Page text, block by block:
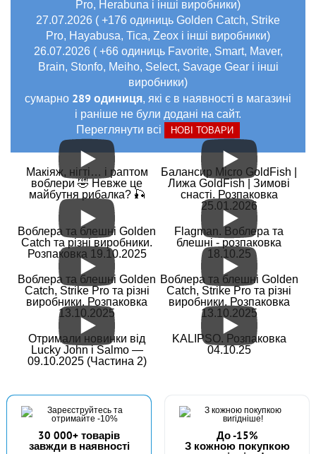
Pro, Herabuna і інші виробники)
27.07.2026 ( +176 одиниць Golden Catch, Strike
Pro, Hayabusa, Tica, Zeox і інші виробники)
26.07.2026 ( +66 одиниць Favorite, Smart, Maver,
Brain, Stonfo, Meiho, Select, Savage Gear і інші
виробники)
сумарно 289 одиниця, які є в наявності в магазині
і раніше не були додані на сайт.
Переглянути всі
НОВІ ТОВАРИ
Макіяж, нігті… і раптом
воблери 🤣 Невже це
майбутня рибалка? 🎣
Балансир Micro GoldFish |
Лижа GoldFish | Зимові
снасті. Розпаковка
25.01.2026
Воблера та блешні Golden
Catch та різні виробники.
Розпаковка 19.10.2025
Flagman. Воблера та
блешні - розпаковка
18.10.25
Воблера та блешні Golden
Catch, Strike Pro та різні
виробники. Розпаковка
13.10.2025
Воблера та блешні Golden
Catch, Strike Pro та різні
виробники. Розпаковка
13.10.2025
Отримали новинки від
Lucky John і Salmo —
09.10.2025 (Частина 2)
KALIPSO. Розпаковка
04.10.25
30 000+ товарів
завжди в наявності
До -15%
З кожною покупкою